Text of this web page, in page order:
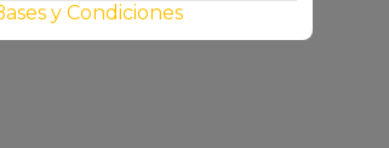
y Condiciones